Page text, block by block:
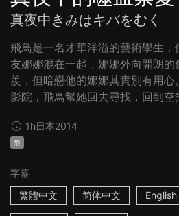
真夜中きみはキバをむく
飛鳥是一名才華洋溢的藝術學生
友娜娜混在一起，娜娜外向開朗
羨，但暗戀他的娜娜其實別有用
影院，飛鳥幫她回去尋找，回到空
1h日本2014
限
字幕
繁體中文
简体中文 English